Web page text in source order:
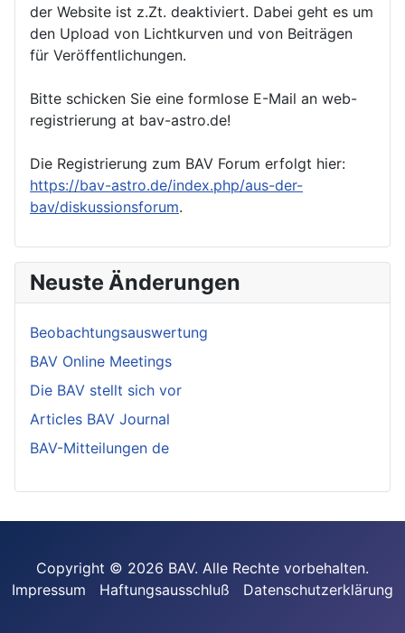
der Website ist z.Zt. deaktiviert. Dabei geht es um
den Upload von Lichtkurven und von Beiträgen
für Veröffentlichungen.
Bitte schicken Sie eine formlose E-Mail an web-
registrierung at bav-astro.de!
Die Registrierung zum BAV Forum erfolgt hier:
https://bav-astro.de/index.php/aus-der-
bav/diskussionsforum.
Neuste Änderungen
Beobachtungsauswertung
BAV Online Meetings
Die BAV stellt sich vor
Articles BAV Journal
BAV-Mitteilungen de
Copyright © 2026 BAV. Alle Rechte vorbehalten.
Impressum
Haftungsausschluß Datenschutzerklärung